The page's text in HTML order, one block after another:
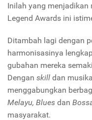
Inilah yang menjadikan
Legend Awards ini
Ditambah lagi dengan
harmonisasinya
gubahan mereka
Dengan skill dan
menggabungkan
Melayu, Blues dan
masyarakat.